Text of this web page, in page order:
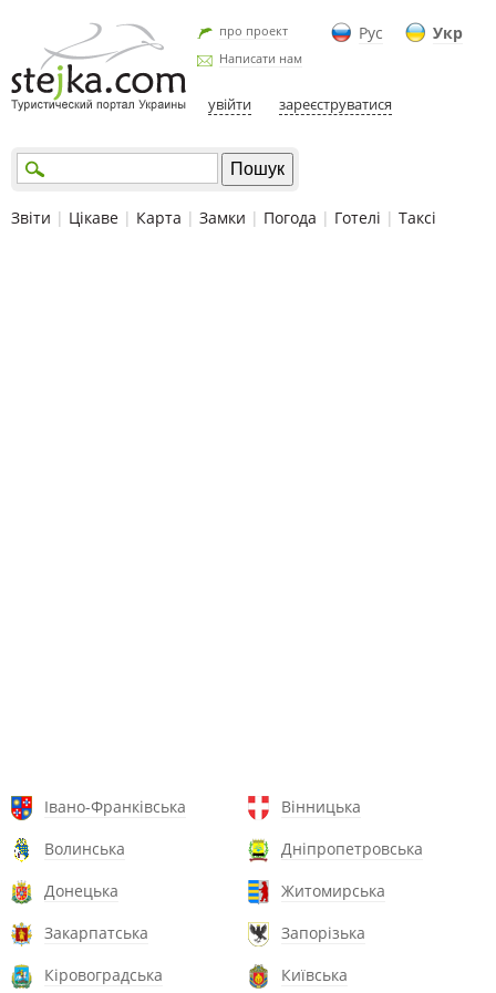
Рус Укр
про проект
Написати нам
увійти зареєструватися
Звіти | Цікаве | Карта | Замки | Погода | Готелі | Таксі
Івано-Франківська
Вінницька
Волинська
Дніпропетровська
Донецька
Житомирська
Закарпатська
Запорізька
Кіровоградська
Київська